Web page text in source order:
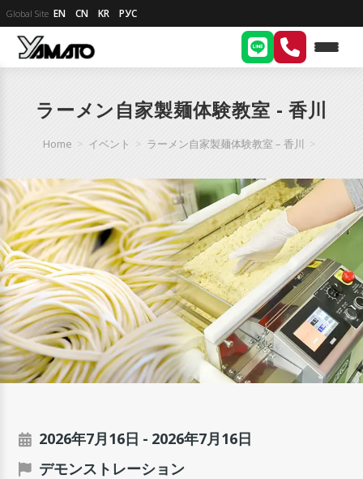
Global Site EN CN KR РУС
ラーメン自家製麺体験教室 - 香川
Home > イベント > ラーメン自家製麺体験教室 – 香川 >
2026年7月16日
2026年7月16日
デモンストレーション